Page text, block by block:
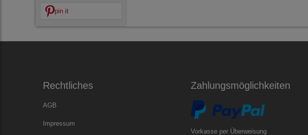
pin it
Rechtliches
AGB
Impressum
Zahlungsmöglichkeiten
Vorkasse per Überweisung